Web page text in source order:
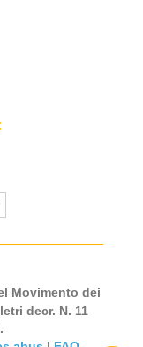
Movimento dei
decr. N. 11